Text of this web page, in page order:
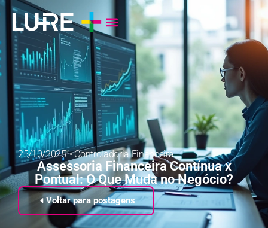
Voltar para postagens
25/10/2025 •Controladoria Financeira
Assessoria Financeira Contínua x
Pontual: O Que Muda no Negócio?